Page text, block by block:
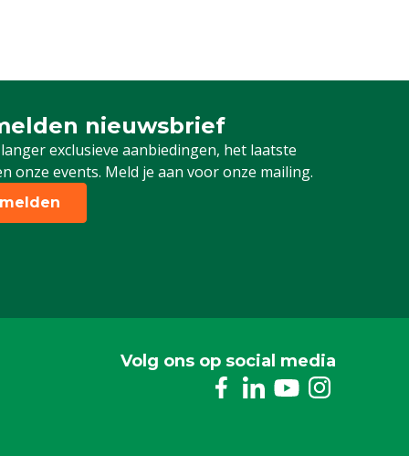
nieuwsbrief
exclusieve aanbiedingen, het laatste
onze events. Meld je aan voor onze mailing.
in voor onze nieuwsbrief
Volg ons op social media